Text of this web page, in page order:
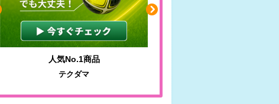
人気No.1商品
テクダマ